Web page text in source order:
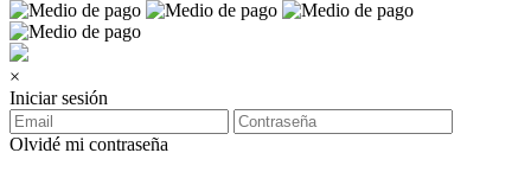
×
Iniciar sesión
Olvidé mi contraseña